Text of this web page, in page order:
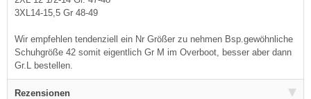
3XL14-15,5 Gr 48-49
Wir empfehlen tendenziell ein Nr Größer zu nehmen Bsp.gewöhnliche
Schuhgröße 42 somit eigentlich Gr M im Overboot, besser aber dann
Gr.L bestellen.
Rezensionen